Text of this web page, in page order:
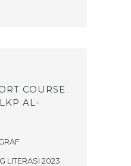
COURSE
AL-
LITERASI 2023